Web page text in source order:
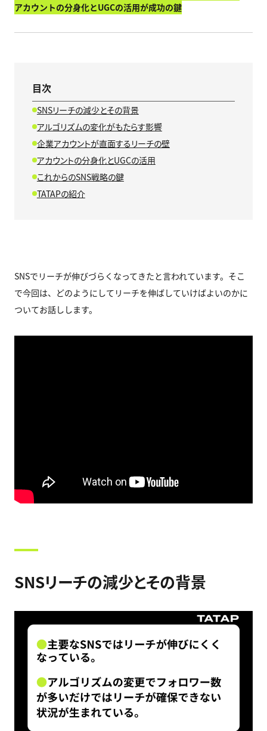
アカウントの分身化とUGCの活用が成功の鍵
目次
SNSリーチの減少とその背景
アルゴリズムの変化がもたらす影響
企業アカウントが直面するリーチの壁
アカウントの分身化とUGCの活用
これからのSNS戦略の鍵
TATAPの紹介
SNSでリーチが伸びづらくなってきたと言われています。そこ
で今回は、どのようにしてリーチを伸ばしていけばよいのかに
ついてお話しします。
SNSリーチの減少とその背景